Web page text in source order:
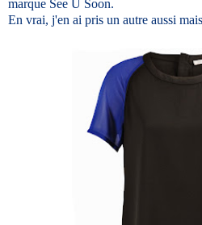
marque See U Soon.
En vrai, j'en ai pris un autre aussi